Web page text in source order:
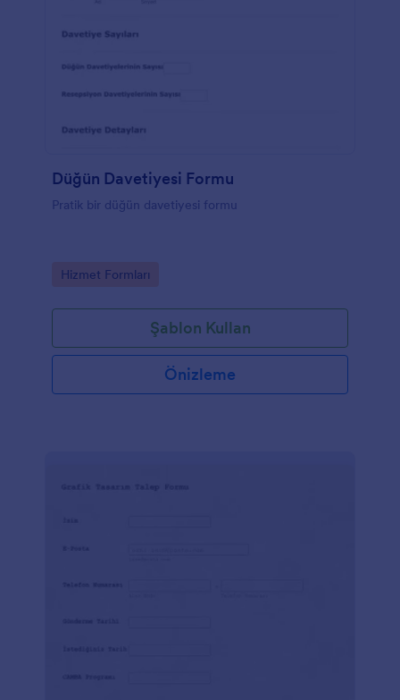
Düğün Davetiyesi Formu
Pratik bir düğün davetiyesi formu
Go to Category:
Hizmet Formları
Şablon Kullan
Önizleme